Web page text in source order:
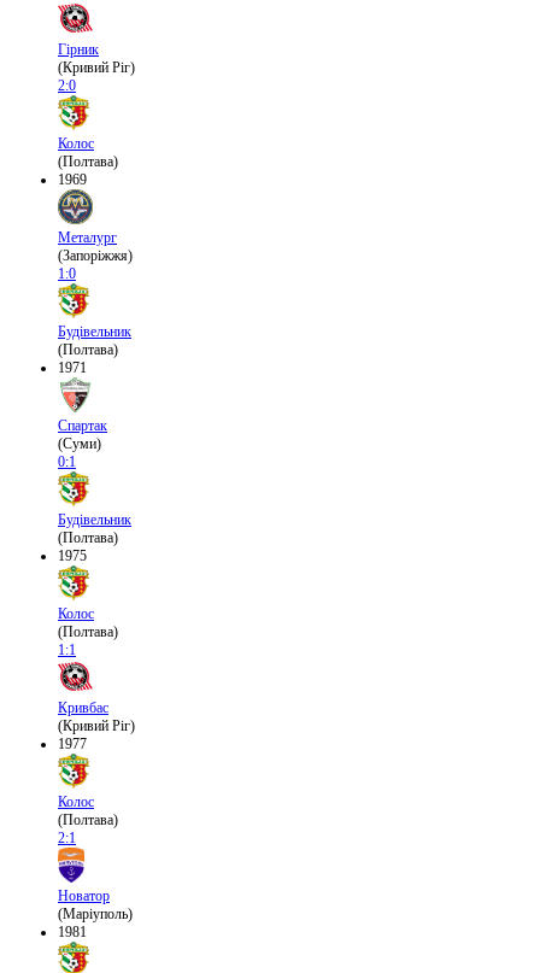
Гірник
(Кривий Ріг)
2:0
Колос
(Полтава)
1969
Металург
(Запоріжжя)
1:0
Будівельник
(Полтава)
1971
Спартак
(Суми)
0:1
Будівельник
(Полтава)
1975
Колос
(Полтава)
1:1
Кривбас
(Кривий Ріг)
1977
Колос
(Полтава)
2:1
Новатор
(Маріуполь)
1981